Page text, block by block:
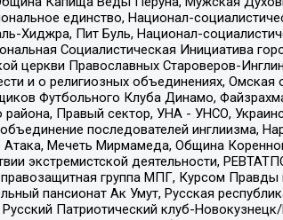
единство, Национал-
Хиджра, Пит Буль, Национал-
Социалистическая Инициатива
церкви Православных Староверов-
и о религиозных объединениях, Омская
Футбольного Клуба Динамо,
Правый сектор, УНА - УНСО,
последователей инглиизма,
Мечеть Мирмамеда, Община
экстремистской деятельности,
группа МПГ, Курсом Правды
пансионат Ак Умут, Русская
Патриотический клуб-